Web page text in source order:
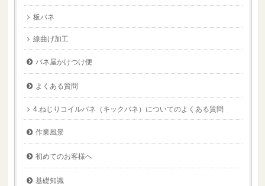
板バネ
線曲げ加工
バネ屋かけつけ便
よくある質問
4.ねじりコイルバネ（キックバネ）についてのよくある質問
作業風景
初めてのお客様へ
基礎知識